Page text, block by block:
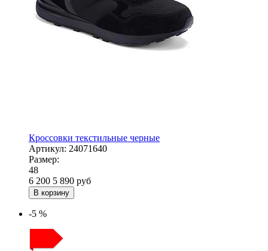
Кроссовки текстильные черные
Артикул: 24071640
Размер:
48
6 200 5 890 руб
В корзину
-5 %